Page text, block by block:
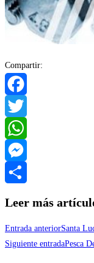
Compartir:
Facebook
Twitter
WhatsApp
Messenger
Leer más
Entrada anteriorSanta
Siguiente entradaPesca